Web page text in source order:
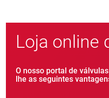
Loja online
O nosso portal de
lhe as seguintes